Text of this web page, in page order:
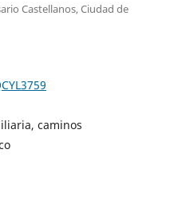
Castellanos, Ciudad de
caminos